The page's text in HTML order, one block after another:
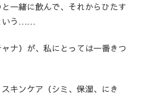
一緒に飲んで、それからひたす
いう……
ナ）が、私にとっては一番きつ
キンケア（シミ、保湿、にき